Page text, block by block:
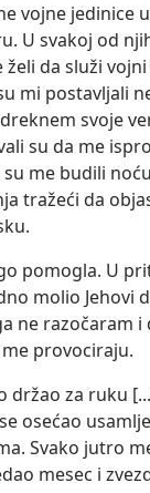
vojne jedinice
U svakoj od
želi da služi
mi postavljali
svoje
su da me
me budili
tražeći da
pomogla. U
molio Jehovi
ne razočaram i
provociraju.
držao za ruku
osećao
Svako jutro
mesec i